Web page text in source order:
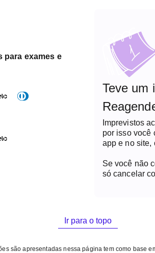
para exames e
Teve um
Imprevistos
por isso você
app e no site,
Se você não
só cancelar
Ir para o topo
são apresentadas nessa página tem como base